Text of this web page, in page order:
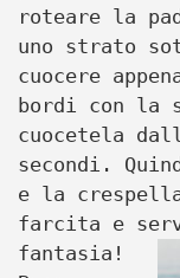
roteare la
uno strato
cuocere
bordi con la
cuocetela
secondi.
e la
farcita e
fantasia!